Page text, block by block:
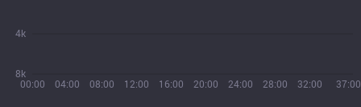
00:00 04:00 08:00 12:00 16:00 20:00 24:00 28:00 32:00 37:00
8k
4k